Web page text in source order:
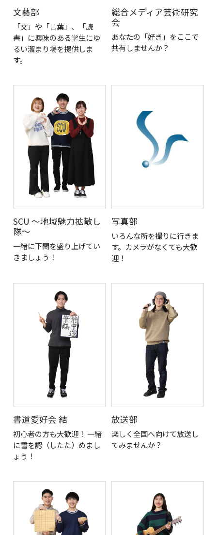
文藝部
「文」や「言葉」、「読
書」に興味のある学生にゆ
るい溜まり場を提供しま
す。
総合メディア芸術研究
会
あなたの「好き」をここで
共有しませんか？
SCU ～地域魅力拡散し
隊～
一緒に下関を盛り上げてい
きましょう！
写真部
いろんな所を撮りに行きま
す。カメラがなくても大歓
迎！
書道愛好会 結
初心者の方も大歓迎！ 一緒
に書を認（したた）めまし
ょう！
放送部
楽しく全国へ向けて放送し
てみませんか？